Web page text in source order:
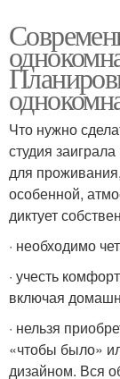
Что нужно
студия
для
особенной,
диктует
· необходимо
· учесть
включая
· нельзя
«чтобы было»
дизайном. Вся